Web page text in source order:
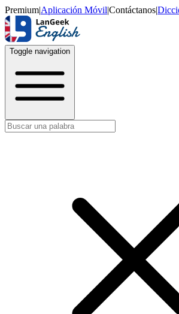
Premium|Aplicación Móvil|Contáctanos|
Toggle navigation